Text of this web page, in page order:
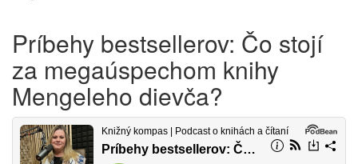
Príbehy bestsellerov: Čo stojí
za megaúspechom knihy
Mengeleho dievča?